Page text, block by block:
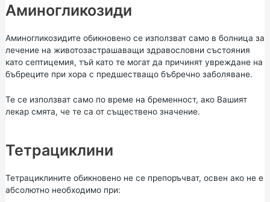
Аминогликозиди
Аминогликозидите обикновено се използват само в болница за
лечение на животозастрашаващи здравословни състояния
като септицемия, тъй като те могат да причинят увреждане на
бъбреците при хора с предшестващо бъбречно заболяване.
Те се използват само по време на бременност, ако Вашият
лекар смята, че те са от съществено значение.
Тетрациклини
Тетрациклините обикновено не се препоръчват, освен ако не е
абсолютно необходимо при: